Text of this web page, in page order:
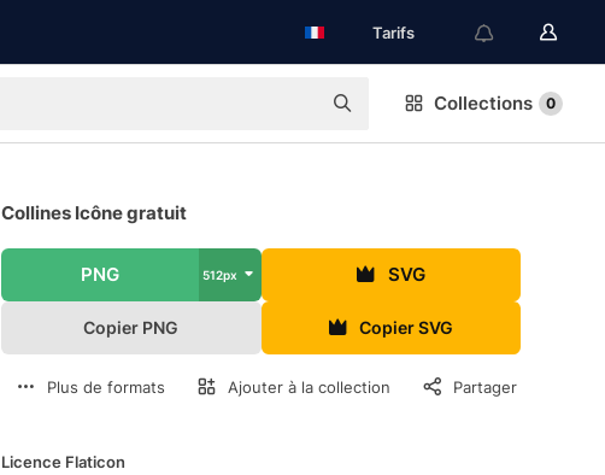
Tarifs
Collections 0
Collines Icône gratuit
PNG 512px SVG
Copier PNG Copier SVG
Plus de formats Ajouter à la collection Partager
Licence Flaticon